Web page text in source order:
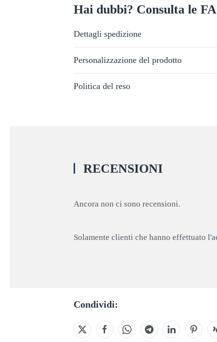
Hai dubbi? Consulta le
Dettagli spedizione
Personalizzazione del prodotto
Politica del reso
RECENSIONI
Ancora non ci sono recensioni.
Solamente clienti che hanno effettuato
Condividi: